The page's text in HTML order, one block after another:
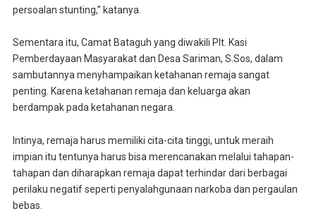
persoalan stunting,” katanya.
Sementara itu, Camat Bataguh yang diwakili Plt. Kasi
Pemberdayaan Masyarakat dan Desa Sariman, S.Sos, dalam
sambutannya menyhampaikan ketahanan remaja sangat
penting. Karena ketahanan remaja dan keluarga akan
berdampak pada ketahanan negara.
Intinya, remaja harus memiliki cita-cita tinggi, untuk meraih
impian itu tentunya harus bisa merencanakan melalui tahapan-
tahapan dan diharapkan remaja dapat terhindar dari berbagai
perilaku negatif seperti penyalahgunaan narkoba dan pergaulan
bebas.